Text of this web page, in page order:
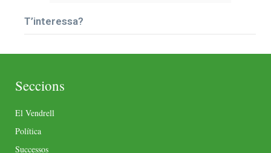
T’interessa?
Seccions
El Vendrell
Política
Successos